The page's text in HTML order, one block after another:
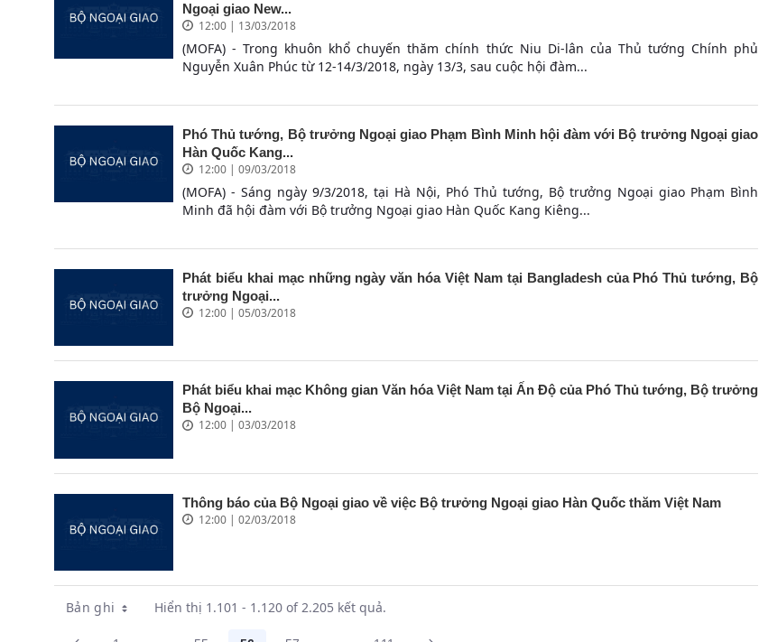
Ngoại giao New...
12:00 | 13/03/2018
(MOFA) - Trong khuôn khổ chuyến thăm chính thức Niu Di-lân của Thủ tướng Chính phủ
Nguyễn Xuân Phúc từ 12-14/3/2018, ngày 13/3, sau cuộc hội đàm...
Phó Thủ tướng, Bộ trưởng Ngoại giao Phạm Bình Minh hội đàm với Bộ trưởng Ngoại giao
Hàn Quốc Kang...
12:00 | 09/03/2018
(MOFA) - Sáng ngày 9/3/2018, tại Hà Nội, Phó Thủ tướng, Bộ trưởng Ngoại giao Phạm Bình
Minh đã hội đàm với Bộ trưởng Ngoại giao Hàn Quốc Kang Kiêng...
Phát biểu khai mạc những ngày văn hóa Việt Nam tại Bangladesh của Phó Thủ tướng, Bộ
trưởng Ngoại...
12:00 | 05/03/2018
Phát biểu khai mạc Không gian Văn hóa Việt Nam tại Ấn Độ của Phó Thủ tướng, Bộ trưởng
Bộ Ngoại...
12:00 | 03/03/2018
Thông báo của Bộ Ngoại giao về việc Bộ trưởng Ngoại giao Hàn Quốc thăm Việt Nam
12:00 | 02/03/2018
Bản ghi Hiển thị 1.101 - 1.120 of 2.205 kết quả.